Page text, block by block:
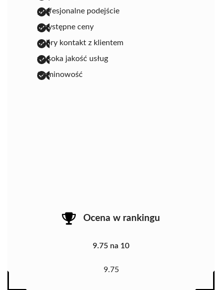
profesjonalne podejście
przystępne ceny
dobry kontakt z klientem
wysoka jakość usług
terminowość
Ocena w rankingu
9.75 na 10
9.75